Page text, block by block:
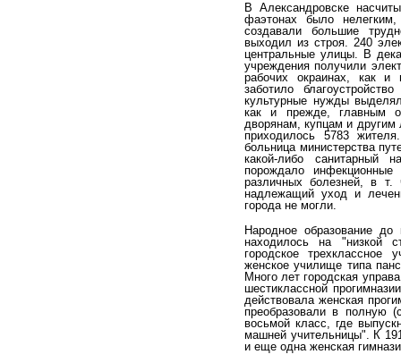
В Александровске
фаэтонах было
создавали большие
выходил из строя. 240
центральные улицы. В
учреждения по­лучили
рабочих окраинах, как
заботило
культурные нужды
как и преж­де, главным
дворянам, купцам и другим
прихо­дилось 5783
больница министерства
какой-либо санитарный
порождало
различных болезней, в
надлежащий уход и
города не могли.
Народное образование
находилось на "низ­кой
городское трехклассное
женское училище типа
Много лет городская
шестиклассной
действовала женская
преобра­зовали в полную
восьмой класс, где
машней учительницы". К
и еще одна женская